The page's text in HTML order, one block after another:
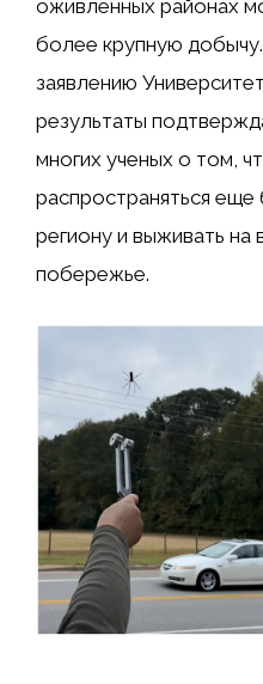
оживленных районах
более крупную
заявлению
результаты
многих ученых о том,
распространяться
региону и выживать на
побережье.